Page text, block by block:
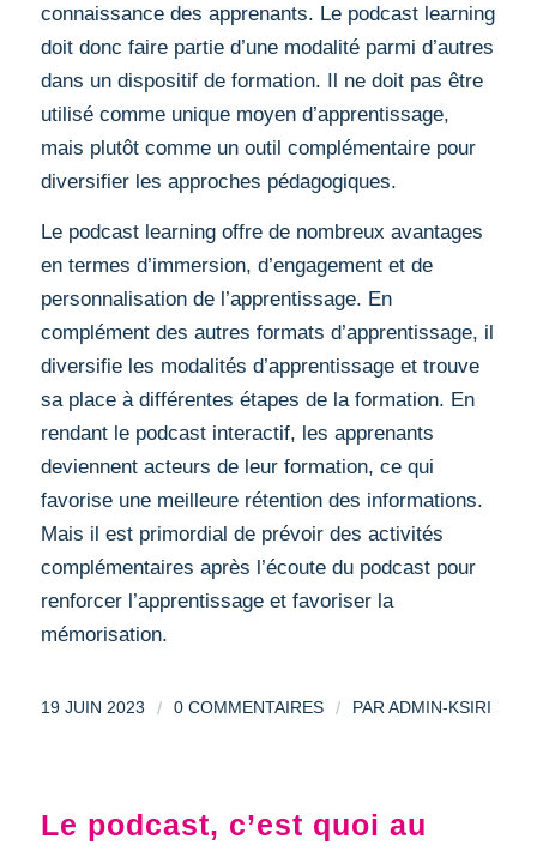
connaissance des apprenants. Le podcast learning
doit donc faire partie d’une modalité parmi d’autres
dans un dispositif de formation. Il ne doit pas être
utilisé comme unique moyen d’apprentissage,
mais plutôt comme un outil complémentaire pour
diversifier les approches pédagogiques.
Le podcast learning offre de nombreux avantages
en termes d’immersion, d’engagement et de
personnalisation de l’apprentissage. En
complément des autres formats d’apprentissage, il
diversifie les modalités d’apprentissage et trouve
sa place à différentes étapes de la formation. En
rendant le podcast interactif, les apprenants
deviennent acteurs de leur formation, ce qui
favorise une meilleure rétention des informations.
Mais il est primordial de prévoir des activités
complémentaires après l’écoute du podcast pour
renforcer l’apprentissage et favoriser la
mémorisation.
19 JUIN 2023 / 0 COMMENTAIRES / PAR ADMIN-KSIRI
Le podcast, c’est quoi au